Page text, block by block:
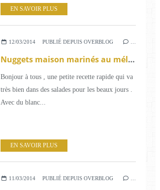
EN SAVOIR PLUS
12/03/2014 PUBLIÉ DEPUIS OVERBLOG
Nuggets maison marinés au mélange à couscous .
Bonjour à tous , une petite recette rapide qui va
très bien dans des salades pour les beaux jours .
Avec du blanc...
EN SAVOIR PLUS
11/03/2014 PUBLIÉ DEPUIS OVERBLOG